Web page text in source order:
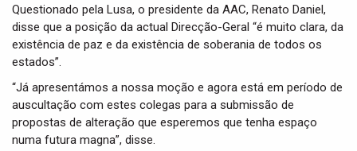
Questionado pela Lusa, o presidente da AAC, Renato Daniel,
disse que a posição da actual Direcção-Geral “é muito clara, da
existência de paz e da existência de soberania de todos os
estados”.
“Já apresentámos a nossa moção e agora está em período de
auscultação com estes colegas para a submissão de
propostas de alteração que esperemos que tenha espaço
numa futura magna”, disse.